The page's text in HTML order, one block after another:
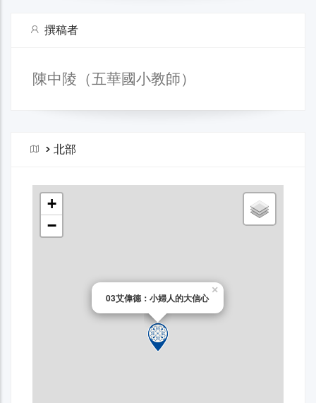
撰稿者
陳中陵（五華國小教師）
> 北部